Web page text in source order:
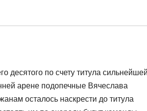
десятого по счету титула
арене подопечные Вячеслава
осталось наскрести до титула